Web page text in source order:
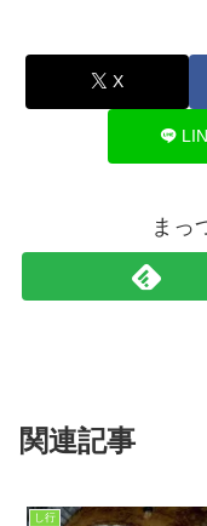
X
まっ
関連記事
し行